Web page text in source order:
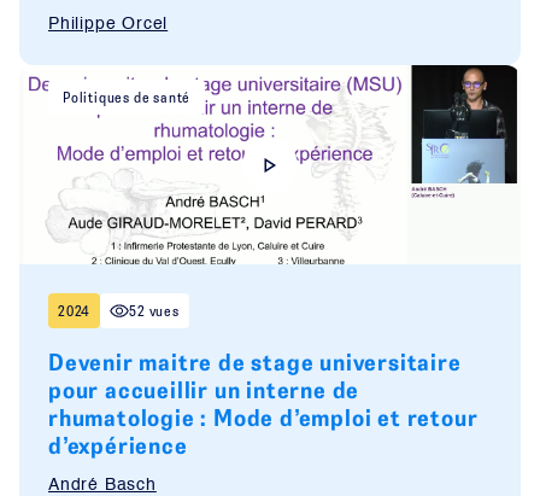
Philippe Orcel
Politiques de santé
2024 52 vues
Devenir maitre de stage universitaire
pour accueillir un interne de
rhumatologie : Mode d’emploi et retour
d’expérience
André Basch